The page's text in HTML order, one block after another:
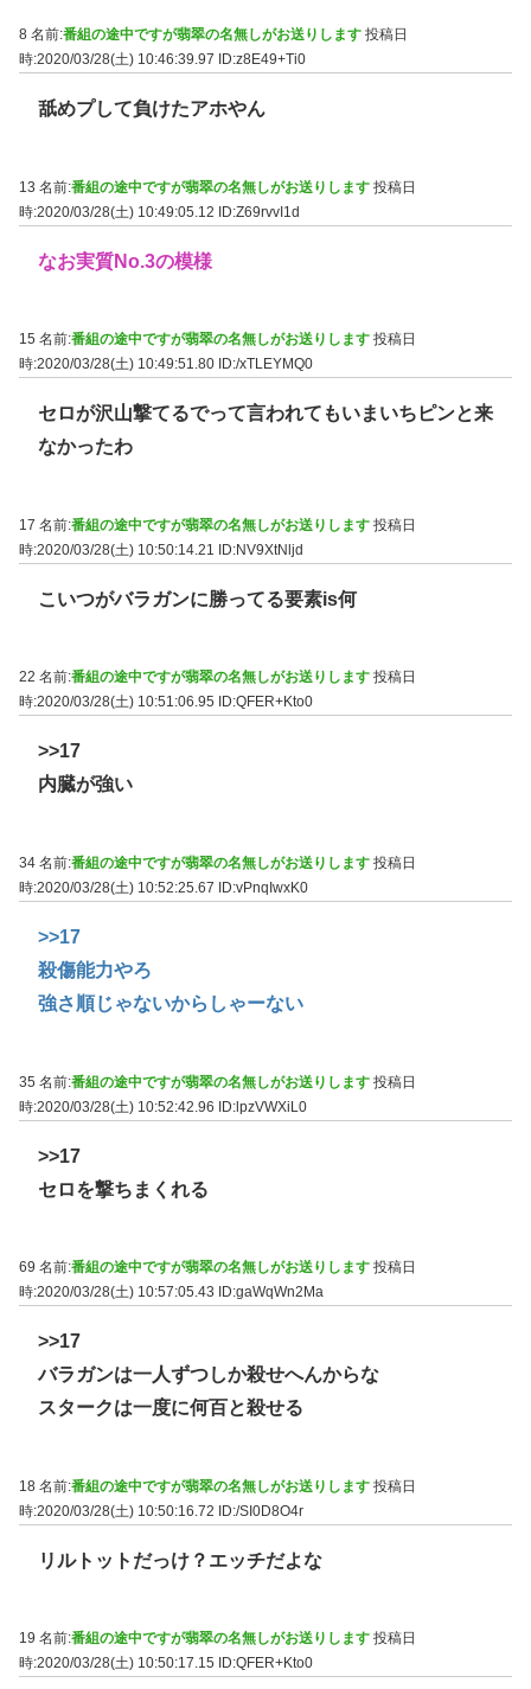
8 名前:番組の途中ですが翡翠の名無しがお送りします 投稿日
時:2020/03/28(土) 10:46:39.97
ID:z8E49+Ti0
舐めプして負けたアホやん
13 名前:番組の途中ですが翡翠の名無しがお送りします 投稿日
時:2020/03/28(土) 10:49:05.12 ID:Z69rvvI1d
なお実質No.3の模様
15 名前:番組の途中ですが翡翠の名無しがお送りします 投稿日
時:2020/03/28(土) 10:49:51.80 ID:/xTLEYMQ0
セロが沢山撃てるでって言われてもいまいちピンと来
なかったわ
17 名前:番組の途中ですが翡翠の名無しがお送りします 投稿日
時:2020/03/28(土) 10:50:14.21 ID:NV9XtNljd
こいつがバラガンに勝ってる要素is何
22 名前:番組の途中ですが翡翠の名無しがお送りします 投稿日
時:2020/03/28(土) 10:51:06.95
ID:QFER+Kto0
>>17
内臓が強い
34 名前:番組の途中ですが翡翠の名無しがお送りします 投稿日
時:2020/03/28(土) 10:52:25.67
ID:vPnqIwxK0
>>17
殺傷能力やろ
強さ順じゃないからしゃーない
35 名前:番組の途中ですが翡翠の名無しがお送りします 投稿日
時:2020/03/28(土) 10:52:42.96 ID:lpzVWXiL0
>>17
セロを撃ちまくれる
69 名前:番組の途中ですが翡翠の名無しがお送りします 投稿日
時:2020/03/28(土) 10:57:05.43
ID:gaWqWn2Ma
>>17
バラガンは一人ずつしか殺せへんからな
スタークは一度に何百と殺せる
18 名前:番組の途中ですが翡翠の名無しがお送りします 投稿日
時:2020/03/28(土) 10:50:16.72 ID:/SI0D8O4r
リルトットだっけ？エッチだよな
19 名前:番組の途中ですが翡翠の名無しがお送りします 投稿日
時:2020/03/28(土) 10:50:17.15
ID:QFER+Kto0